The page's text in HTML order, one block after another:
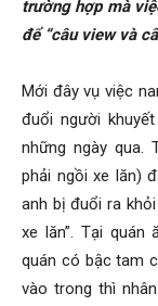
trường hợp mà
để “câu view và
Mới đây vụ việc
đuổi người
những ngày qua.
phải ngồi xe lăn)
anh bị đuổi ra
xe lăn”. Tại
quán có bậc tam
vào trong thì